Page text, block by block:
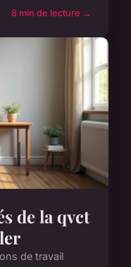
8 min de lecture →
de la qvct
de travail